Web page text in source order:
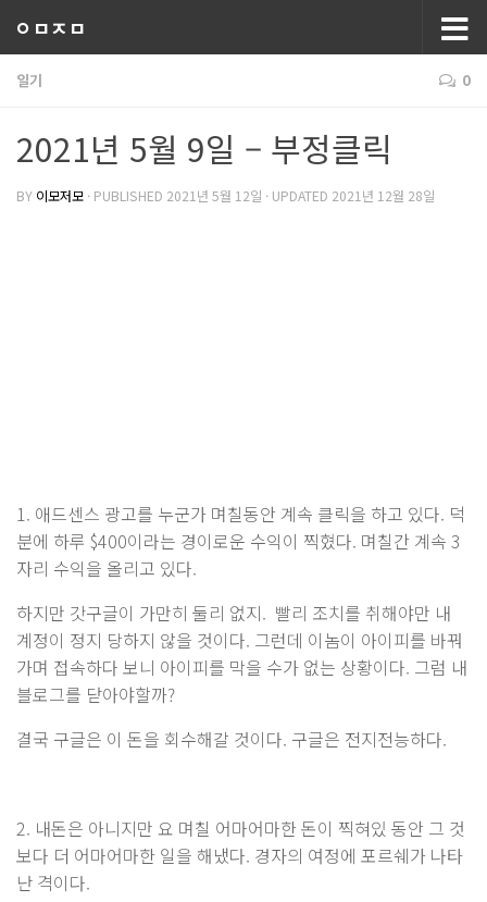
ㅇㅁㅈㅁ
일기 0
2021년 5월 9일 – 부정클릭
BY 이모저모 · PUBLISHED 2021년 5월 12일 · UPDATED 2021년 12월 28일
1. 애드센스 광고를 누군가 며칠동안 계속 클릭을 하고 있다. 덕
분에 하루 $400이라는 경이로운 수익이 찍혔다. 며칠간 계속 3
자리 수익을 올리고 있다.
하지만 갓구글이 가만히 둘리 없지. 빨리 조치를 취해야만 내
계정이 정지 당하지 않을 것이다. 그런데 이놈이 아이피를 바꿔
가며 접속하다 보니 아이피를 막을 수가 없는 상황이다. 그럼 내
블로그를 닫아야할까?
결국 구글은 이 돈을 회수해갈 것이다. 구글은 전지전능하다.
2. 내돈은 아니지만 요 며칠 어마어마한 돈이 찍혀있 동안 그 것
보다 더 어마어마한 일을 해냈다. 경자의 여정에 포르쉐가 나타
난 격이다.